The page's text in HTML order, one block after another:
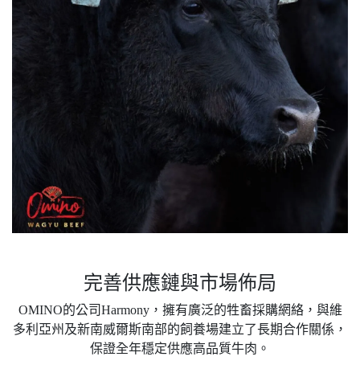
完善供應鏈與市場佈局
OMINO的公司Harmony，擁有廣泛的牲畜採購網絡，與維
多利亞州及新南威爾斯南部的飼養場建立了長期合作關係，
保證全年穩定供應高品質牛肉。